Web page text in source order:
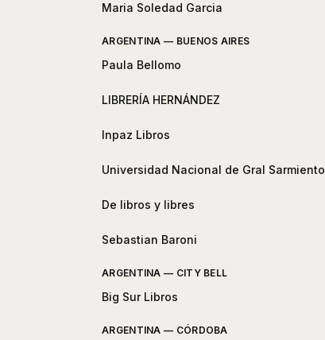
Maria Soledad Garcia
ARGENTINA — BUENOS AIRES
Paula Bellomo
LIBRERÍA HERNÁNDEZ
Inpaz Libros
Universidad Nacional de Gral Sarmiento
De libros y libres
Sebastian Baroni
ARGENTINA — CITY BELL
Big Sur Libros
ARGENTINA — CÓRDOBA